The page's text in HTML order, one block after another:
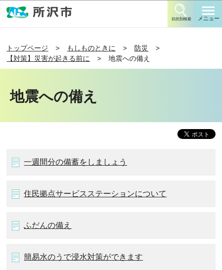
目的別検索 メニュー
トップページ もしものときに
防災
【対策】災害が起きる前に
地震への備え
地震への備え
一週間分の備蓄をしましょう
住民拠点サービスステーションについて
ふだんの備え
簡易水のうで浸水対策ができます